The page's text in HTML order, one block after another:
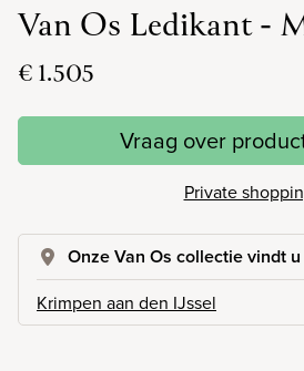
Van Os Ledikant -
€ 1.505
Vraag over
Private
Onze Van Os collectie vindt u
Krimpen aan den IJssel